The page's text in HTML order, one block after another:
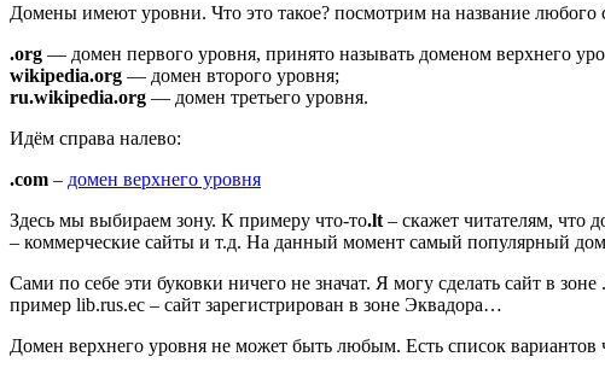
Домены имеют уровни. Что это такое? посмотрим на название любого
.org — домен первого уровня, принято называть доменом верхнего
wikipedia.org — домен второго уровня;
ru.wikipedia.org — домен третьего уровня.
Идём справа налево:
.com – домен верхнего уровня
Здесь мы выбираем зону. К примеру что-то.lt – скажет читателям, что
– коммерческие сайты и т.д. На данный момент самый популярный
Сами по себе эти буковки ничего не значат. Я могу сделать сайт в
пример lib.rus.ec – сайт зарегистрирован в зоне Эквадора…
Домен верхнего уровня не может быть любым. Есть список